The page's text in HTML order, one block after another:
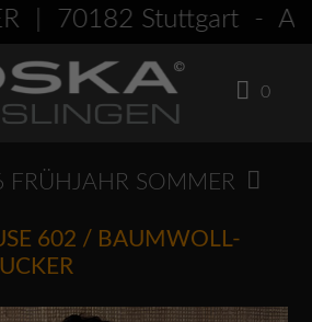
| 70182 Stuttgart -
0
FRÜHJAHR SOMMER
602 / BAUMWOLL-